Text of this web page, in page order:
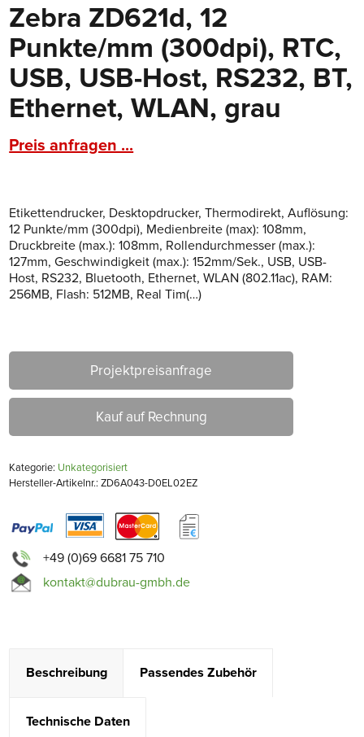
Zebra ZD621d, 12
Punkte/mm (300dpi), RTC,
USB, USB-Host, RS232, BT,
Ethernet, WLAN, grau
Preis anfragen ...
Etikettendrucker, Desktopdrucker, Thermodirekt, Auflösung:
12 Punkte/mm (300dpi), Medienbreite (max): 108mm,
Druckbreite (max.): 108mm, Rollendurchmesser (max.):
127mm, Geschwindigkeit (max.): 152mm/Sek., USB, USB-
Host, RS232, Bluetooth, Ethernet, WLAN (802.11ac), RAM:
256MB, Flash: 512MB, Real Tim(…)
Projektpreisanfrage
Kauf auf Rechnung
Kategorie: Unkategorisiert
Hersteller-Artikelnr.: ZD6A043-D0EL02EZ
+49 (0)69 6681 75 710
kontakt@dubrau-gmbh.de
Beschreibung Passendes Zubehör
Technische Daten